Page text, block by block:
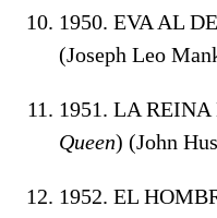
1950. EVA AL
(Joseph Leo
1951. LA
Queen) (John
1952. EL